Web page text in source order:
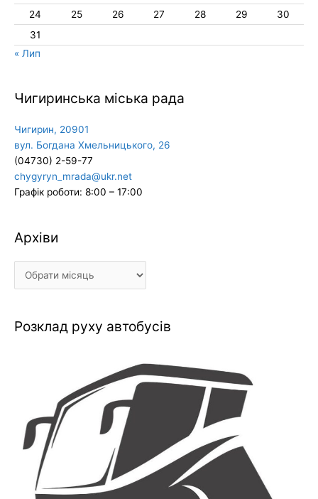
24
25 26 27 28 29
30
31
« Лип
Чигиринська міська рада
Чигирин, 20901
вул. Богдана Хмельницького, 26
(04730) 2-59-77
chygyryn_mrada@ukr.net
Графік роботи: 8:00 – 17:00
Архіви
Архіви
Розклад руху автобусів